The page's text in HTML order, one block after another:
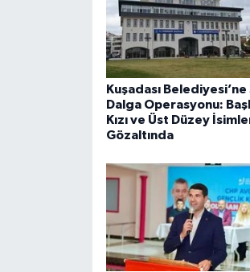
Kuşadası Belediyesi’ne
Dalga Operasyonu:
Kızı ve Üst Düzey
Gözaltında